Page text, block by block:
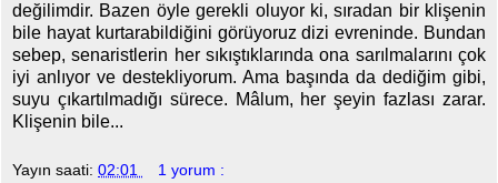
değilimdir. Bazen öyle gerekli oluyor ki, sıradan bir klişenin
bile hayat kurtarabildiğini görüyoruz dizi evreninde. Bundan
sebep, senaristlerin her sıkıştıklarında ona sarılmalarını çok
iyi anlıyor ve destekliyorum. Ama başında da dediğim gibi,
suyu çıkartılmadığı sürece. Mâlum, her şeyin fazlası zarar.
Klişenin bile...
Yayın saati: 02:01 1 yorum :